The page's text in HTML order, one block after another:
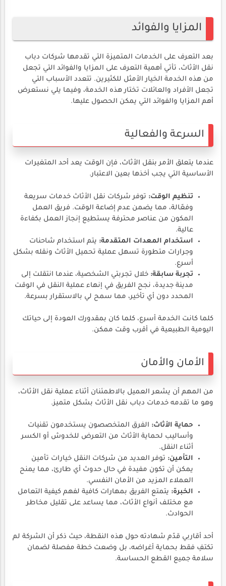
المزايا والفوائد
بعد التعرف على الخدمات المتميزة التي تقدمها شركات دباب
نقل الأثاث، تأتي أهمية التعرف على المزايا والفوائد التي تجعل
من هذه الخدمة الخيار الأمثل للكثيرين. تتعدد الأسباب التي
تجعل الأفراد والعائلات تختار هذه الخدمة، وفيما يلي نستعرض
أهم المزايا والفوائد التي يمكن الحصول عليها.
السرعة والفعالية
عندما يتعلق الأمر بنقل الأثاث، فإن الوقت يعد أحد المتغيرات
الأساسية التي يجب أخذها بعين الاعتبار.
تنظيم الوقت: توفر شركات نقل الأثاث خدمات سريعة
وفعّالة، مما يضمن عدم إضاعة الوقت. فريق العمل
المكون من عناصر محترفة يستطيع إنجاز العمل بكفاءة
عالية.
استخدام المعدات المتقدمة: يتم استخدام شاحنات
وجرارات متطورة تسهل عملية تحميل الأثاث ونقله بشكل
أسرع.
تجربة سابقة: خلال تجربتي الشخصية، عندما انتقلت إلى
مدينة جديدة، نجح الفريق في إنهاء عملية النقل في الوقت
المحدد دون أي تأخير، مما سمح لي بالاستقرار بسرعة.
كلما كانت الخدمة أسرع، كلما كان بمقدورك العودة إلى حياتك
اليومية الطبيعية في أقرب وقت ممكن.
الأمان والأمان
من المهم أن يشعر العميل بالاطمئنان أثناء عملية نقل الأثاث،
وهو ما تقدمه خدمات دباب نقل الأثاث بشكل متميز.
حماية الأثاث: الفرق المتخصصون يستخدمون تقنيات
وأساليب لحماية الأثاث من التعرض للخدوش أو الكسر
أثناء النقل.
التأمين: توفر العديد من شركات النقل خيارات تأمين
يمكن أن تكون مفيدة في حال حدوث أي طارئ، مما يمنح
العملاء المزيد من الأمان النفسي.
الخبرة: يتمتع الفريق بمهارات كافية لفهم كيفية التعامل
مع مختلف أنواع الأثاث، مما يساعد على تقليل مخاطر
الحوادث.
أحد أقاربي قدّم شهادته حول هذه النقطة، حيث ذكر أن الشركة لم
تكتفِ فقط بحماية أغراضه، بل وضعت خطة مفصلة لضمان
سلامة جميع القطع الحساسة.